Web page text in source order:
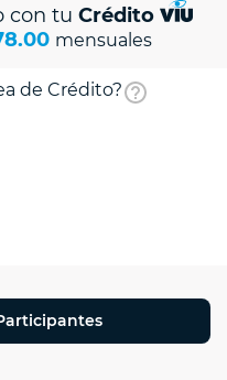
con tu Crédito
mensuales
de Crédito?